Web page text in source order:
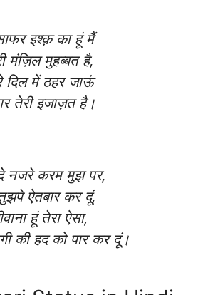
इश्क़ का हूं मैं
मंज़िल मुहब्बत है,
दिल में ठहर जाऊं
तेरी इजाज़त है।
नजरे करम मुझ पर,
ऐतबार कर दूं,
हूं तेरा ऐसा,
की हद को पार कर दूं।